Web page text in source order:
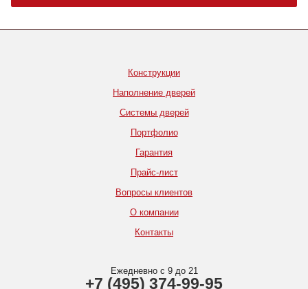
Конструкции
Наполнение дверей
Системы дверей
Портфолио
Гарантия
Прайс-лист
Вопросы клиентов
О компании
Контакты
Ежедневно с 9 до 21
+7 (495) 374-99-95